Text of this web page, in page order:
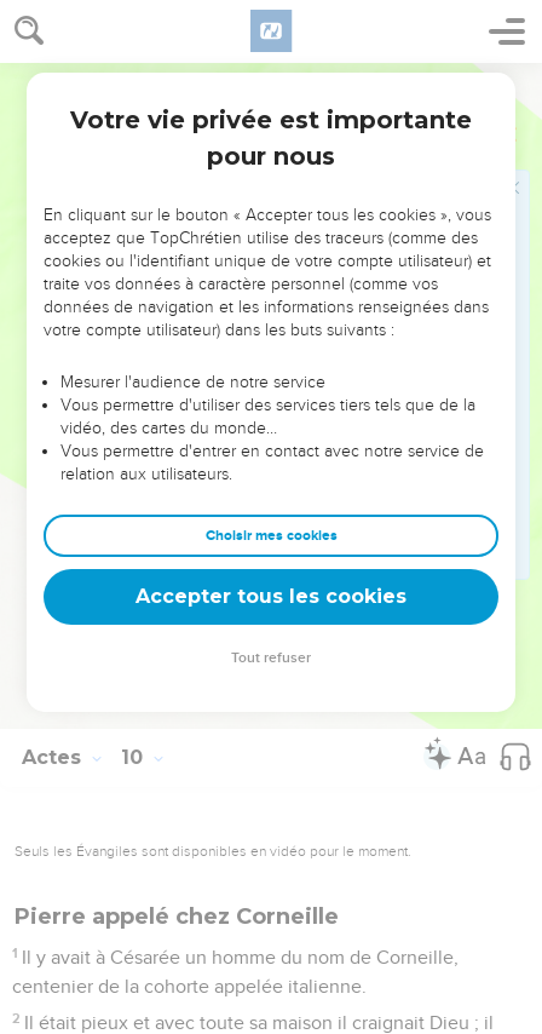
Actes 9
lavée, on la déposa dans une chambre haute.
38 Comme Lydda est près de Jaffa et que les disciples
hommes vers lui pour le supplier : Ne tarde pas à passer
fit monter dans la chambre haute. Toutes les veuves
s’approchèrent de lui en pleurant et lui montrèrent les
tuniques et les manteaux que faisait Dorcas, lorsqu’elle était
avec elles.
Pierre mit dehors tout le monde, s’agenouilla et pria ; puis,
il se tourna vers le corps et dit : Tabitha, lève-toi ! Alors elle
ouvrit les yeux, et voyant Pierre, elle s’assit.
Il lui donna la main et la fit lever. Il appela ensuite les
saints et les veuves, et la leur présenta vivante.
Seigneur.
Pierre demeura quelque temps à Jaffa, chez un certain
Simon, corroyeur.
© Société biblique française – Bibli’O, 1978, avec autorisation. Pour vous procurer
Actes 10
Seuls les Évangiles sont disponibles en vidéo pour le moment.
Pierre appelé chez Corneille
1 Il y avait à Césarée un homme du nom de Corneille,
centenier de la cohorte appelée italienne.
2 Il était pieux et avec toute sa maison il craignait Dieu ; il
Votre vie privée est importante
pour nous
En cliquant sur le bouton « Accepter tous les cookies », vous
acceptez que TopChrétien utilise des traceurs (comme des
cookies ou l'identifiant unique de votre compte utilisateur) et
traite vos données à caractère personnel (comme vos
données de navigation et les informations renseignées dans
votre compte utilisateur) dans les buts suivants :
Mesurer l'audience de notre service
Vous permettre d'utiliser des services tiers tels que de la
vidéo, des cartes du monde…
Vous permettre d'entrer en contact avec notre service de
relation aux utilisateurs.
Choisir mes cookies
Accepter tous les cookies
Tout refuser